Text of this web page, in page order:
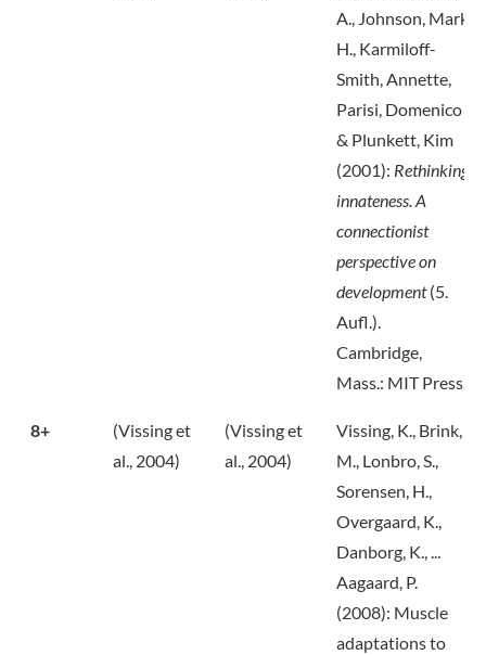
A., Johnson, Mark
H., Karmiloff-
Smith, Annette,
Parisi, Domenico
& Plunkett, Kim
(2001): Rethinking
innateness. A
connectionist
perspective on
development(5.
Aufl.).
Cambridge,
Mass.: MIT Press.
8+
(Vissing et
al., 2004)
(Vissing et
al., 2004)
Vissing, K., Brink,
M., Lonbro, S.,
Sorensen, H.,
Overgaard, K.,
Danborg, K., ...
Aagaard, P.
(2008): Muscle
adaptations to